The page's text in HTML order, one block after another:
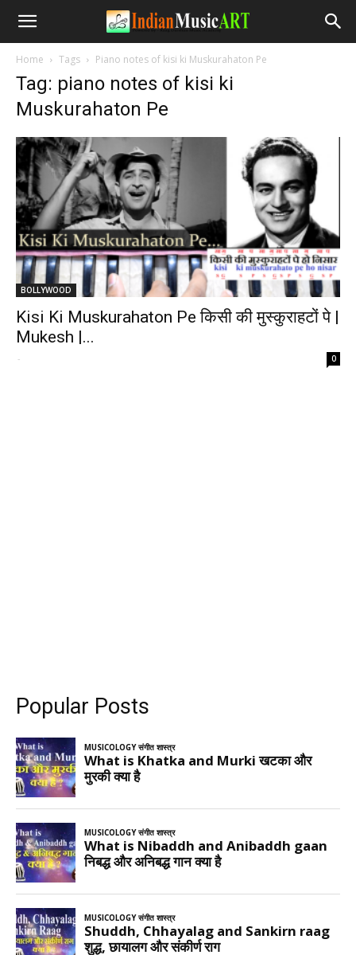
Home Tags Piano notes of kisi ki Muskurahaton Pe
Tag: piano notes of kisi ki
Muskurahaton Pe
BOLLYWOOD
Kisi Ki Muskurahaton Pe किसी की मुस्कुराहटों पे |
Mukesh |...
- 0
Popular Posts